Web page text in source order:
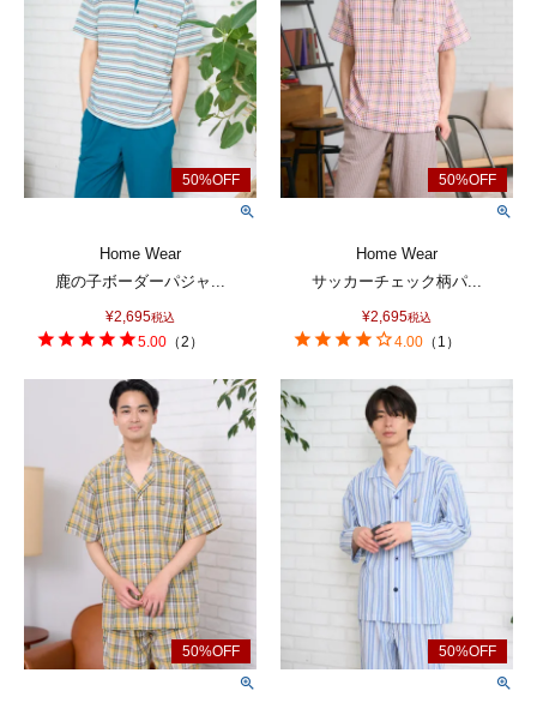
Home Wear
鹿の子ボーダーパジャ...
¥2,695税込
5.00 （2 ）
Home Wear
サッカーチェック柄パ...
¥2,695税込
4.00 （ 1 ）